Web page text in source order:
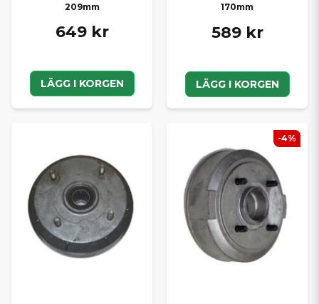
209mm
649 kr
LÄGG I KORGEN
170mm
589 kr
LÄGG I KORGEN
-4%